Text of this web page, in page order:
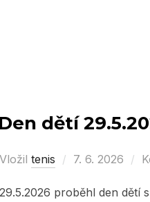
Den dětí
Vložil tenis
Posted
7. 6. 2026
29.5.2026 proběhl den dětí